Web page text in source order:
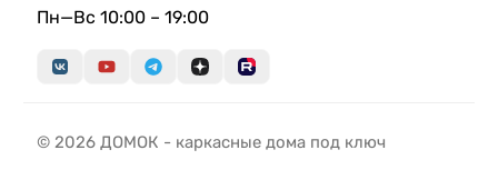
Пн—Вс 10:00 – 19:00
© 2026 ДОМОК - каркасные дома под ключ